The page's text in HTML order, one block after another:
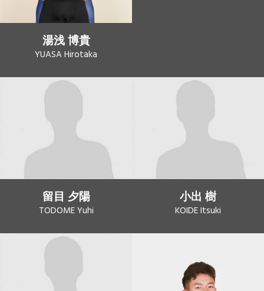
湯浅 博貴
YUASA Hirotaka
留目 夕陽
TODOME Yuhi
小出 樹
KOIDE Itsuki